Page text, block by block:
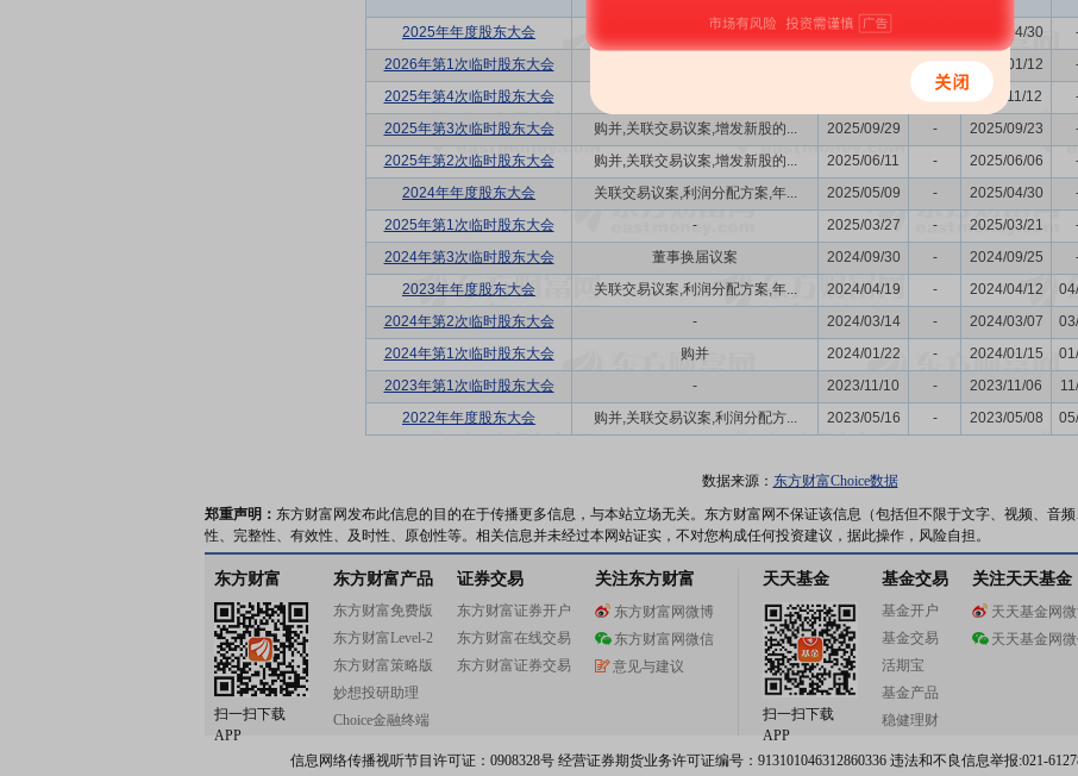
2025年年度股东大会 公司名称更名的议案,关联交易... 2026/05/08 2026/04/30
2026年第1次临时股东大会
- 2026/01/12
2025年第4次临时股东大会
2025/11/12
2025年第3次临时股东大会
购并,关联交易议案,增发新股的... 2025/09/29 - 2025/09/23
2025年第2次临时股东大会
购并,关联交易议案,增发新股的... 2025/06/11 - 2025/06/06
2024年年度股东大会
关联交易议案,利润分配方案,年... 2025/05/09 - 2025/04/30
2025年第1次临时股东大会
- 2025/03/27 - 2025/03/21
2024年第3次临时股东大会
董事换届议案 2024/09/30 - 2024/09/25
2023年年度股东大会
关联交易议案,利润分配方案,年... 2024/04/19 - 2024/04/12
2024年第2次临时股东大会
- 2024/03/14 - 2024/03/07
2024年第1次临时股东大会
购并 2024/01/22 - 2024/01/15
2023年第1次临时股东大会
- 2023/11/10 - 2023/11/06
2022年年度股东大会
购并,关联交易议案,利润分配方... 2023/05/16 - 2023/05/08
数据来源： 东方财富Choice数据
郑重声明： 东方财富网发布此信息的目的在于传播更多信息，与本站立场无关。东方财富网不保证该信息（包括但不限于文字、视频、音
性、完整性、有效性、及时性、原创性等。相关信息并未经过本网站证实，不对您构成任何投资建议，据此操作，风险自担。
东方财富
扫一扫下载
APP
东方财富产品
东方财富免费版
东方财富Level-2
东方财富策略版
妙想投研助理
Choice金融终端
证券交易
东方财富证券开户
东方财富在线交易
东方财富证券交易
关注东方财富
东方财富网微博
东方财富网微信
意见与建议
天天基金
扫一扫下载
APP
基金交易
基金开户
基金交易
活期宝
基金产品
稳健理财
关注天天基金
天天基金网
天天基金网
信息网络传播视听节目许可证：0908328号 经营证券期货业务许可证编号：913101046312860336 违法和不良信息举报:021-